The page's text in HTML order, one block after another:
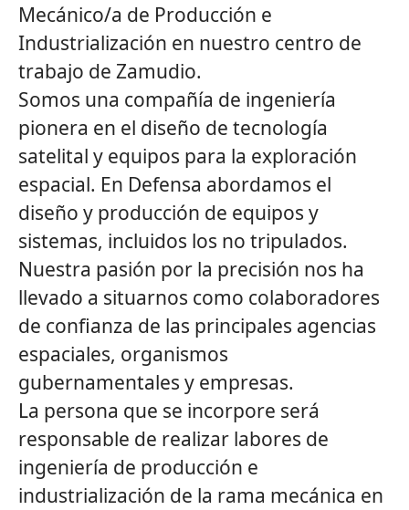
Mecánico/a de Producción e
Industrialización en nuestro centro de
trabajo de Zamudio.
Somos una compañía de ingeniería
pionera en el diseño de tecnología
satelital y equipos para la exploración
espacial. En Defensa abordamos el
diseño y producción de equipos y
sistemas, incluidos los no tripulados.
Nuestra pasión por la precisión nos ha
llevado a situarnos como colaboradores
de confianza de las principales agencias
espaciales, organismos
gubernamentales y empresas.
La persona que se incorpore será
responsable de realizar labores de
ingeniería de producción e
industrialización de la rama mecánica en